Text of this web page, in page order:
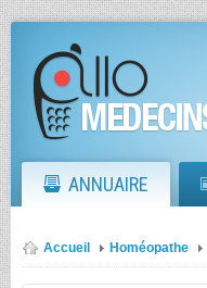
ANNUAIRE
Accueil Homéopathe